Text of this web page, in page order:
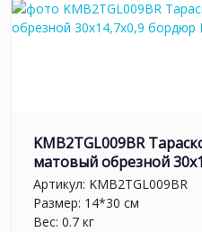
KMB2TGL009BR
матовый обрезной
Артикул: KMB2TGL009BR
Размер: 14*30 см
Вес: 0.7 кг